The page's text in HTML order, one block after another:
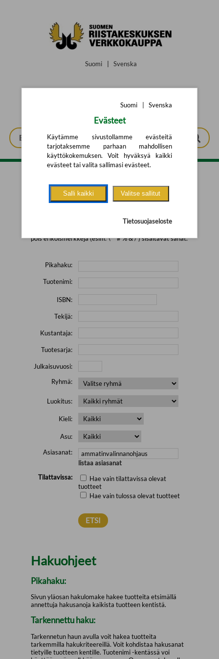
Suomi Svenska
Tarkennettu haku
pois erikoismerkkejä (esim. \' " # % & / ) sisältävät sanat.
Pikahaku:
Tuotenimi:
ISBN:
Tekijä:
Kustantaja:
Tuotesarja:
Julkaisuvuosi:
Ryhmä:
Luokitus:
Kieli:
Asu:
Asiasanat:
listaa asiasanat
Tilattavissa:
Hae vain tilattavissa olevat
tuotteet
Hae vain tulossa olevat tuotteet
Hakuohjeet
Pikahaku:
Sivun yläosan hakulomake hakee tuotteita etsimällä
annettuja hakusanoja kaikista tuotteen kentistä.
Tarkennettu haku:
Tarkennetun haun avulla voit hakea tuotteita
tarkemmilla hakukriteereillä. Voit kohdistaa hakusanat
tietyille tuotteen kentille. Tuotenimi -kentässä voi
Suomi Svenska
Evästeet
Käytämme sivustollamme evästeitä
tarjotaksemme parhaan mahdollisen
käyttökokemuksen. Voit hyväksyä kaikki
evästeet tai valita sallimasi evästeet.
Salli kaikki Valitse sallitut
Tietosuojaseloste